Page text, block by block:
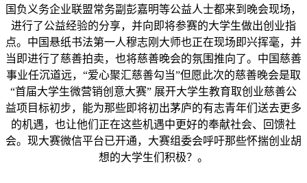
国负义务企业联盟常务副彭嘉明等公益人士都来到晚会现场，
进行了公益经验的分享，并向即将参赛的大学生做出创业指
点。中国悬纸书法第一人穆志刚大师也正在现场即兴挥毫，并
当即进行了慈善拍卖，也将慈善晚会的氛围推向了。中国慈善
事业任沉道远，“爱心聚汇慈善勾当”但愿此次的慈善晚会是取
“首届大学生微营销创意大赛” 展开大学生教育取创业慈善公
益项目标初步，能为那些即将初出茅庐的有志青年们送去更多
的机遇，也让他们正在这些机遇中更好的奉献社会、回馈社
会。现大赛微信平台已开通，大赛组委会呼吁那些怀揣创业胡
想的大学生们积极？。